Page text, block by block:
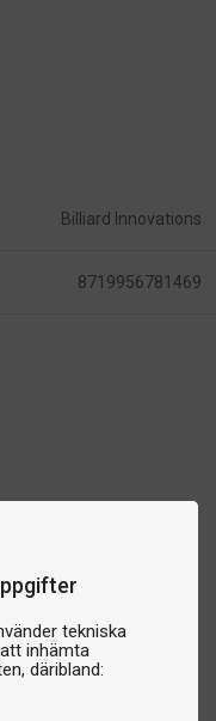
tekniska
inhämta
däribland:
Billiard Innovations
8719956781469